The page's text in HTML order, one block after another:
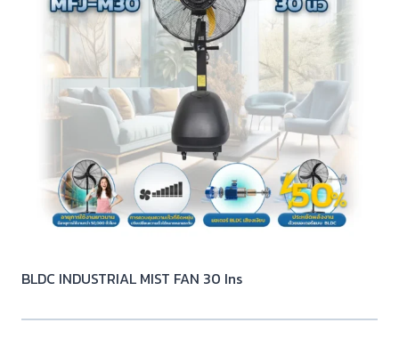
BLDC INDUSTRIAL MIST FAN 30 Ins